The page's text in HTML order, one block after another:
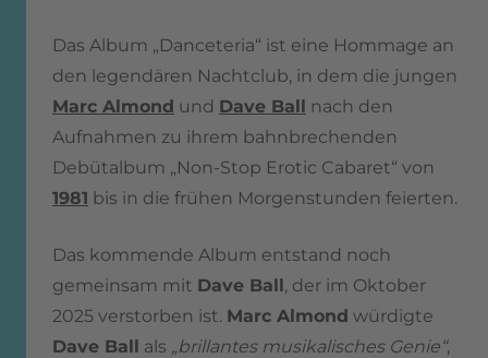
Das Album „Danceteria“ ist eine Hommage an
den legendären Nachtclub, in dem die jungen
Marc Almond und Dave Ball nach den
Aufnahmen zu ihrem bahnbrechenden
Debütalbum „Non-Stop Erotic Cabaret“ von
1981 bis in die frühen Morgenstunden feierten.
Das kommende Album entstand noch
gemeinsam mit Dave Ball, der im Oktober
2025 verstorben ist. Marc Almond würdigte
Dave Ball als „brillantes musikalisches Genie“,